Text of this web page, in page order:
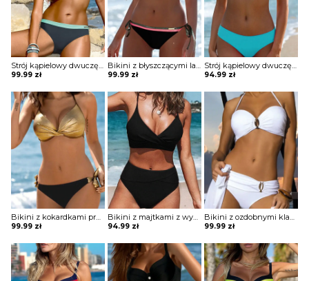
99.99 zł 99.99 zł 94.99 zł
99.99 zł
Bikini z majtkami z wysokim stanem
94.99 zł 99.99 zł